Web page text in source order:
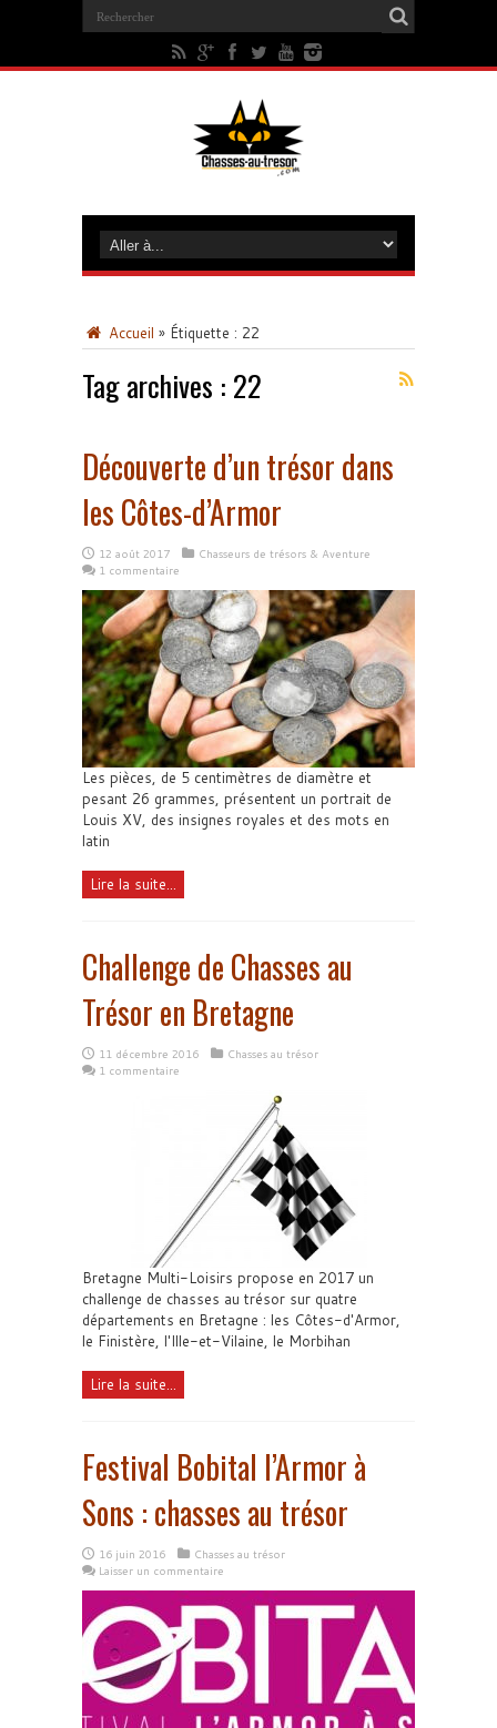
Accueil » Étiquette : 22
Tag archives : 22
Découverte d’un trésor dans
les Côtes-d’Armor
12 août 2017
Chasseurs de trésors & Aventure
1 commentaire
Les pièces, de 5 centimètres de diamètre et
pesant 26 grammes, présentent un portrait de
Louis XV, des insignes royales et des mots en
latin
Lire la suite...
Challenge de Chasses au
Trésor en Bretagne
11 décembre 2016
Chasses au trésor
1 commentaire
Bretagne Multi-Loisirs propose en 2017 un
challenge de chasses au trésor sur quatre
départements en Bretagne : les Côtes-d'Armor,
le Finistère, l'Ille-et-Vilaine, le Morbihan
Lire la suite...
Festival Bobital l’Armor à
Sons : chasses au trésor
16 juin 2016
Chasses au trésor
Laisser un commentaire